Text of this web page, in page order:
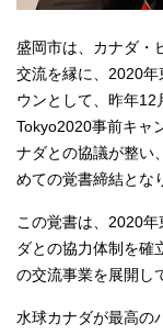
盛岡市は、カナダ・
交流を縁に、2020年
ウンとして、昨年12
Tokyo2020事前キャ
ナダとの協議が整い
めての覚書締結とな
この覚書は、2020
ダとの協力体制を確
の交流事業を展開し
水球カナダが最高の